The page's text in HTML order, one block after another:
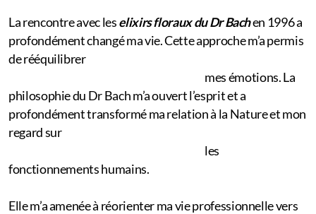
La rencontre avec leselixirs floraux du Dr Bachen 1996 a
profondément changé ma vie. Cette approche m’a permis
de rééquilibrer
mes émotions. La
philosophie du Dr Bach m’a ouvert l’esprit et a
profondément transformé ma relation à la Nature et mon
regard sur
les
fonctionnements humains.
Elle m’a amenée à réorienter ma vie professionnelle vers